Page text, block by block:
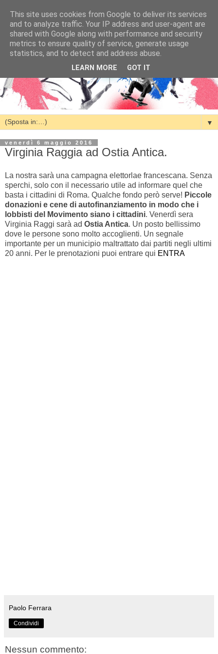
▼
venerdì 6 maggio 2016
Virginia Raggia ad Ostia Antica.
La nostra sarà una campagna elettorlae francescana. Senza
sperchi, solo con il necessario utile ad informare quel che
basta i cittadini di Roma. Qualche fondo però serve! Piccole
donazioni e cene di autofinanziamento in modo che i
lobbisti del Movimento siano i cittadini. Venerdì sera
Virginia Raggi sarà ad Ostia Antica. Un posto bellissimo
dove le persone sono molto accoglienti. Un segnale
importante per un municipio maltrattato dai partiti negli ultimi
20 anni. Per le prenotazioni puoi entrare qui ENTRA
Paolo Ferrara
Condividi
Nessun commento:
This site uses cookies from Google to deliver its services
and to analyze traffic. Your IP address and user-agent are
shared with Google along with performance and security
metrics to ensure quality of service, generate usage
statistics, and to detect and address abuse.
LEARN MORE GOT IT